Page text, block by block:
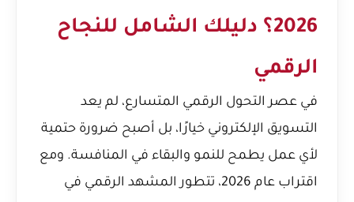
2026؟ دليلك الشامل للنجاح
الرقمي
في عصر التحول الرقمي المتسارع، لم يعد
التسويق الإلكتروني خيارًا، بل أصبح ضرورة حتمية
لأي عمل يطمح للنمو والبقاء في المنافسة. ومع
اقتراب عام 2026، تتطور المشهد الرقمي في